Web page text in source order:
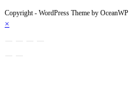
Copyright - WordPress Theme by OceanWP
×